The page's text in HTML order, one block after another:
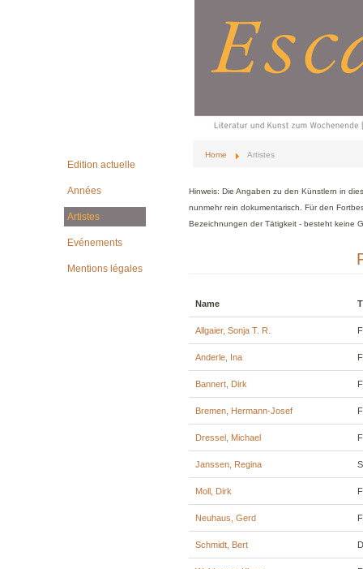
Home Artistes
Edition actuelle
Années
Artistes
Evénements
Mentions légales
Hinweis: Die Angaben zu den Künstlern in
nunmehr rein dokumentarisch. Für den
Bezeichnungen der Tätigkeit - besteht keine
Name
Allgaier, Sonja T. R.
Anderle, Ina
Bannert, Dirk
Bremen, Hermann-Josef
Dressel, Michael
Janssen, Regina
Moll, Dirk
Neuhaus, Gerd
Schmidt, Bert